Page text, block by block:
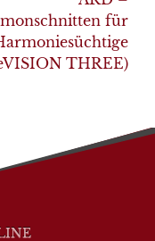
für
THREE)